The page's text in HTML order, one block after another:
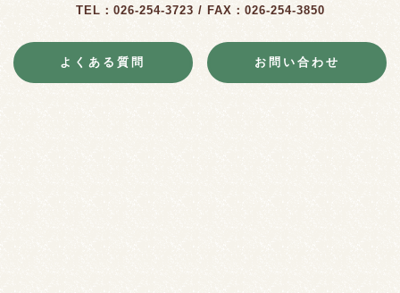
TEL：026-254-3723 / FAX：026-254-3850
よくある質問 お問い合わせ